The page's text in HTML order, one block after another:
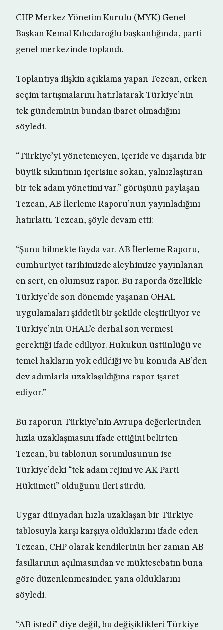
CHP Merkez Yönetim Kurulu (MYK) Genel
Başkan Kemal Kılıçdaroğlu başkanlığında, parti
genel merkezinde toplandı.
Toplantıya ilişkin açıklama yapan Tezcan, erken
seçim tartışmalarını hatırlatarak Türkiye’nin
tek gündeminin bundan ibaret olmadığını
söyledi.
“Türkiye’yi yönetemeyen, içeride ve dışarıda bir
büyük sıkıntının içerisine sokan, yalnızlaştıran
bir tek adam yönetimi var.” görüşünü paylaşan
Tezcan, AB İlerleme Raporu’nun yayınladığını
hatırlattı. Tezcan, şöyle devam etti:
“Şunu bilmekte fayda var. AB İlerleme Raporu,
cumhuriyet tarihimizde aleyhimize yayınlanan
en sert, en olumsuz rapor. Bu raporda özellikle
Türkiye’de son dönemde yaşanan OHAL
uygulamaları şiddetli bir şekilde eleştiriliyor ve
Türkiye’nin OHAL’e derhal son vermesi
gerektiği ifade ediliyor. Hukukun üstünlüğü ve
temel hakların yok edildiği ve bu konuda AB’den
dev adımlarla uzaklaşıldığına rapor işaret
ediyor.”
Bu raporun Türkiye’nin Avrupa değerlerinden
hızla uzaklaşmasını ifade ettiğini belirten
Tezcan, bu tablonun sorumlusunun ise
Türkiye’deki “tek adam rejimi ve AK Parti
Hükümeti” olduğunu ileri sürdü.
Uygar dünyadan hızla uzaklaşan bir Türkiye
tablosuyla karşı karşıya olduklarını ifade eden
Tezcan, CHP olarak kendilerinin her zaman AB
fasıllarının açılmasından ve müktesebatın buna
göre düzenlenmesinden yana olduklarını
söyledi.
“AB istedi” diye değil, bu değişiklikleri Türkiye